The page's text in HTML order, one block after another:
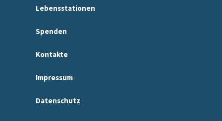
Lebensstationen
Spenden
Kontakte
Impressum
Datenschutz